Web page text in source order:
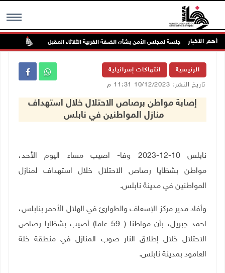
MENU أهم الاخبار جلسة لمجلس الأمن بشأن الضفة الغربية الثلاثاء المقبل
الرئيسية انتهاكات إسرائيلية
تاريخ النشر: 10/12/2023 11:31 م
إصابة مواطن برصاص الاحتلال خلال استهداف
منازل المواطنين في نابلس
نابلس 10-12-2023 وفا- اصيب مساء اليوم الأحد،
مواطن بشظايا رصاص الاحتلال خلال استهداف لمنازل
المواطنين في مدينة نابلس.
وأفاد مدير مركز الإسعاف والطوارئ في الهلال الأحمر بنابلس،
احمد جبريل، بأن مواطنا ( 59 عاما) أصيب بشظايا رصاص
الاحتلال خلال إطلاق النار صوب المنازل في منطقة خلة
العامود بمدينة نابلس.